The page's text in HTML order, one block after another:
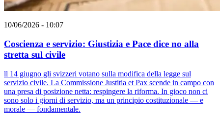
10/06/2026 - 10:07
Coscienza e servizio: Giustizia e Pace dice no alla
stretta sul civile
ll 14 giugno gli svizzeri votano sulla modifica della legge sul
servizio civile. La Commissione Justitia et Pax scende in campo con
una presa di posizione netta: respingere la riforma. In gioco non ci
sono solo i giorni di servizio, ma un principio costituzionale — e
morale — fondamentale.